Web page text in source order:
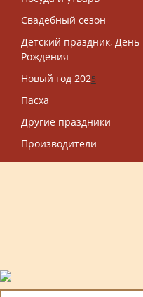
Свадебный сезон
Детский праздник, День
Рождения
Новый год 2025
Пасха
Другие праздники
Производители